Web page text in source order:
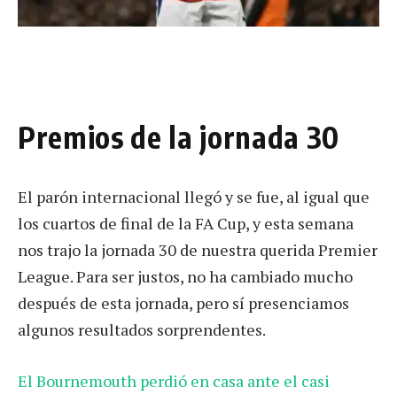
Premios de la jornada 30
El parón internacional llegó y se fue, al igual que
los cuartos de final de la FA Cup, y esta semana
nos trajo la jornada 30 de nuestra querida Premier
League. Para ser justos, no ha cambiado mucho
después de esta jornada, pero sí presenciamos
algunos resultados sorprendentes.
El Bournemouth perdió en casa ante el casi